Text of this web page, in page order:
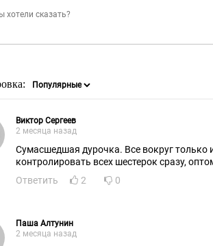
Виктор Сергеев
2 месяца назад
Сумасшедшая дурочка. Все вокруг
контролировать всех шестерок сразу,
Ответить
2 0
Паша Алтунин
2 месяца назад